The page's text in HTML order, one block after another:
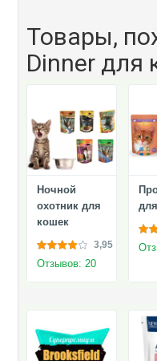
Товары,
Dinner для
Ночной
охотник для
кошек
3,95
Отзывов: 20